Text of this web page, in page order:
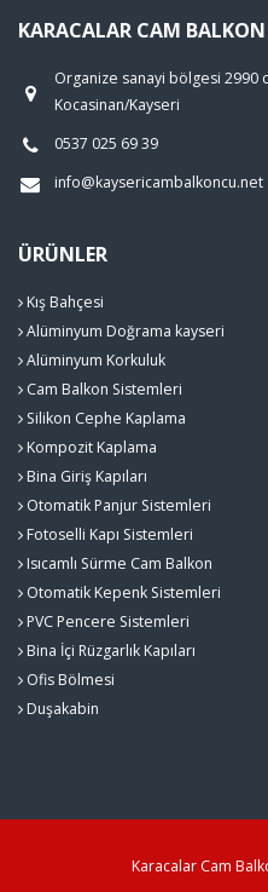
KARACALAR CAM BALKON
Organize sanayi bölgesi 2990
Kocasinan/Kayseri
0537 025 69 39
info@kaysericambalkoncu.net
ÜRÜNLER
Kış Bahçesi
Alüminyum Doğrama kayseri
Alüminyum Korkuluk
Cam Balkon Sistemleri
Silikon Cephe Kaplama
Kompozit Kaplama
Bina Giriş Kapıları
Otomatik Panjur Sistemleri
Fotoselli Kapı Sistemleri
Isıcamlı Sürme Cam Balkon
Otomatik Kepenk Sistemleri
PVC Pencere Sistemleri
Bina İçi Rüzgarlık Kapıları
Ofis Bölmesi
Duşakabin
Karacalar Cam